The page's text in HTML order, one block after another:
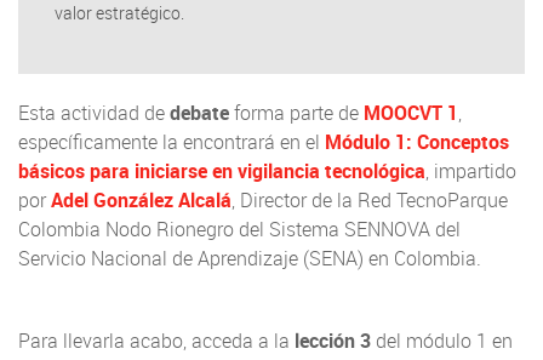
valor estratégico.
Esta actividad dedebateforma parte de MOOCVT 1,
específicamente la encontrará en el Módulo 1: Conceptos
básicos para iniciarse en vigilancia tecnológica, impartido
porAdel González Alcalá, Director de la Red TecnoParque
Colombia Nodo Rionegro del Sistema SENNOVA del
Servicio Nacional de Aprendizaje (SENA) en Colombia.
Para llevarla acabo, acceda a la lección 3 del módulo 1 en